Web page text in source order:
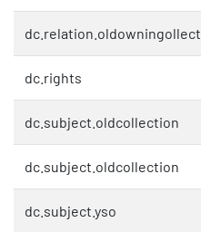
dc.rights
dc.subject.oldcollection
dc.subject.oldcollection
dc.subject.yso